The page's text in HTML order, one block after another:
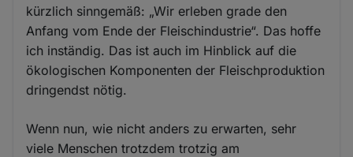
kürzlich sinngemäß: „Wir erleben grade den
Anfang vom Ende der Fleischindustrie“. Das hoffe
ich inständig. Das ist auch im Hinblick auf die
ökologischen Komponenten der Fleischproduktion
dringendst nötig.
Wenn nun, wie nicht anders zu erwarten, sehr
viele Menschen trotzdem trotzig am